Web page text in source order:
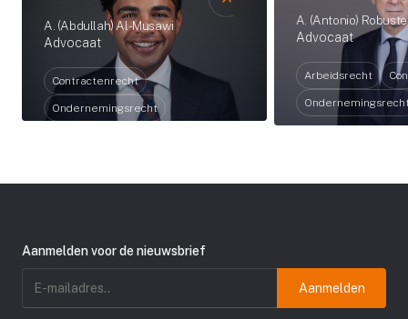
A. (Abdullah) Al-Musawi
Advocaat
Contractenrecht
Ondernemingsrecht
A. (Antonio)
Advocaat
Arbeidsrecht
Aanmelden voor de nieuwsbrief